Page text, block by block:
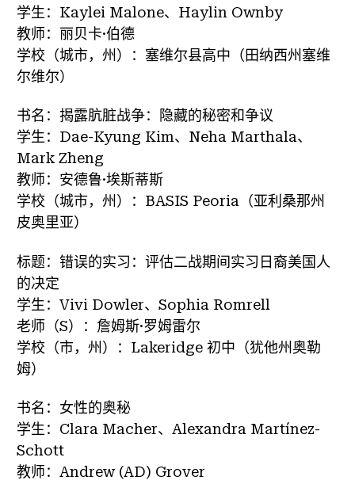
学生：Kaylei Malone、Haylin Ownby
教师：丽贝卡·伯德
学校（城市，州）：塞维尔县高中（田纳西州塞维
尔维尔）
书名：揭露肮脏战争：隐藏的秘密和争议
学生：Dae-Kyung Kim、Neha Marthala、
Mark Zheng
教师：安德鲁·埃斯蒂斯
学校（城市，州）：BASIS Peoria（亚利桑那州
皮奥里亚）
标题：错误的实习：评估二战期间实习日裔美国人
的决定
学生：Vivi Dowler、Sophia Romrell
老师（S）：詹姆斯·罗姆雷尔
学校（市，州）：Lakeridge 初中（犹他州奥勒
姆）
书名：女性的奥秘
学生：Clara Macher、Alexandra Martínez-
Schott
教师：Andrew (AD) Grover